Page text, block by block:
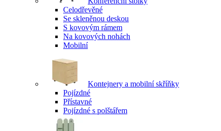
Celodřevěné
Se skleněnou deskou
S kovovým rámem
Na kovových nohách
Mobilní
Kontejnery a mobilní skříňky
Pojízdné
Přístavné
Pojízdné s polštářem